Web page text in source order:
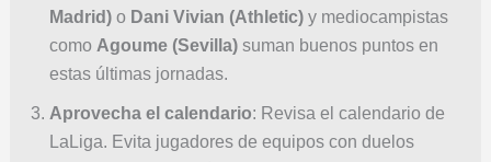
Madrid)o Dani Vivian (Athletic)y mediocampistas
como Agoume (Sevilla)suman buenos puntos en
estas últimas jornadas.
Aprovecha el calendario: Revisa el calendario de
LaLiga. Evita jugadores de equipos con duelos